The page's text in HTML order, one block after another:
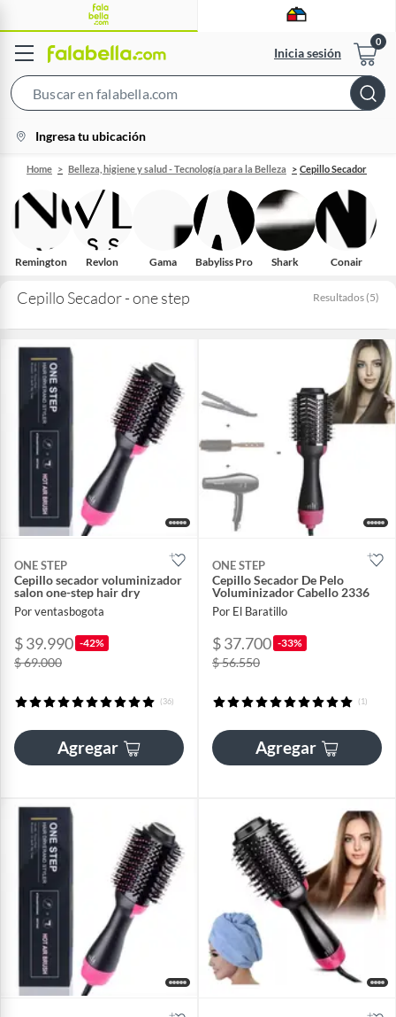
Inicia sesión
Bar
location-
icon
Ingresa tu ubicación
Home Belleza, higiene y salud - Tecnología para la Belleza Cepillo Secador
Remington Revlon Gama Babyliss Pro Shark Conair
Cepillo Secador - one step Resultados (5)
ONE STEP
Cepillo secador voluminizador
salon one-step hair dry
Por ventasbogota
$ 39.990 -42%
$ 69.000
(36)
Agregar
ONE STEP
Cepillo Secador De Pelo
Voluminizador Cabello 2336
Por El Baratillo
$ 37.700 -33%
$ 56.550
(1)
Agregar